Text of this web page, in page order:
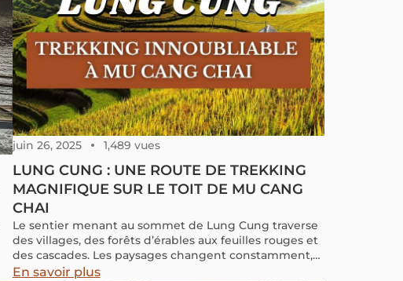
juin 26, 2025 1,489 vues
LUNG CUNG : UNE ROUTE DE TREKKING
MAGNIFIQUE SUR LE TOIT DE MU CANG
CHAI
Le sentier menant au sommet de Lung Cung traverse
des villages, des forêts d’érables aux feuilles rouges et
des cascades. Les paysages changent constamment,
offrant une expérience inoubliable en hiver.
En savoir plus